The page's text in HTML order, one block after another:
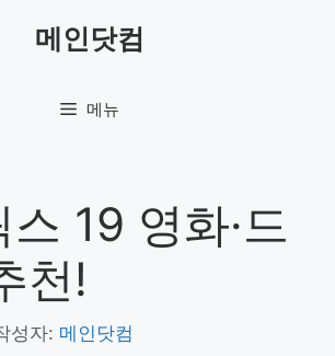
메인닷컴
메뉴
19 영화·드
천!
성자: 메인닷컴